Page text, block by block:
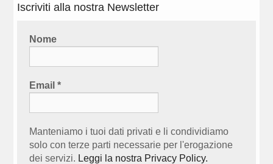
Iscriviti alla nostra Newsletter
Nome
Email*
Manteniamo i tuoi dati privati e li condividiamo
solo con terze parti necessarie per l'erogazione
dei servizi. Leggi la nostra Privacy Policy.